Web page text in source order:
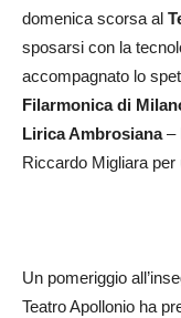
domenica scorsa al
sposarsi con la
accompagnato lo
Filarmonica di
Lirica Ambrosiana–
Riccardo Migliara per
Un pomeriggio
Teatro Apollonio ha